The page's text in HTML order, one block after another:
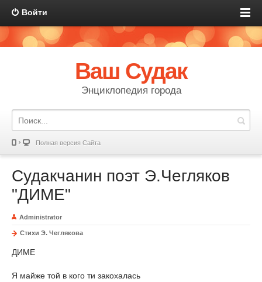
Войти
Ваш Судак
Энциклопедия города
Полная версия Сайта
Судакчанин поэт Э.Чегляков
"ДИМЕ"
Administrator
Стихи Э. Чеглякова
ДИМЕ
Я майже той в кого ти закохалась